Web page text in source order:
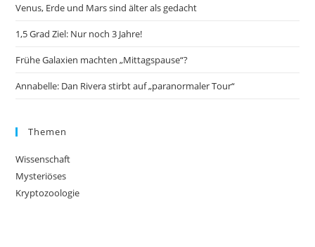
Venus, Erde und Mars sind älter als gedacht
1,5 Grad Ziel: Nur noch 3 Jahre!
Frühe Galaxien machten „Mittagspause“?
Annabelle: Dan Rivera stirbt auf „paranormaler Tour“
Themen
Wissenschaft
Mysteriöses
Kryptozoologie